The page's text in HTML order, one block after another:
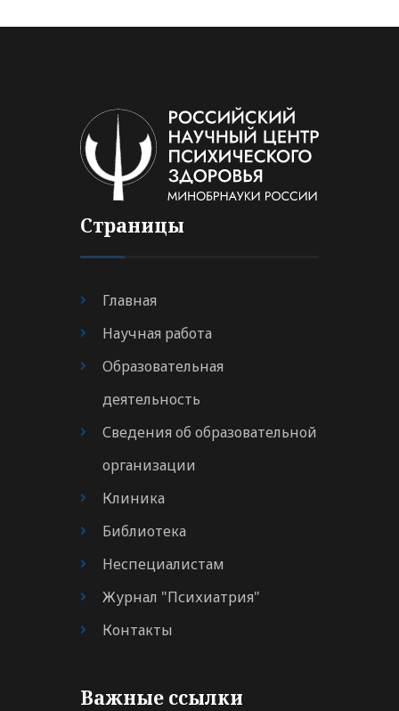
Страницы
Главная
Научная работа
Образовательная
деятельность
Сведения об образовательной
организации
Клиника
Библиотека
Неспециалистам
Журнал "Психиатрия"
Контакты
Важные ссылки